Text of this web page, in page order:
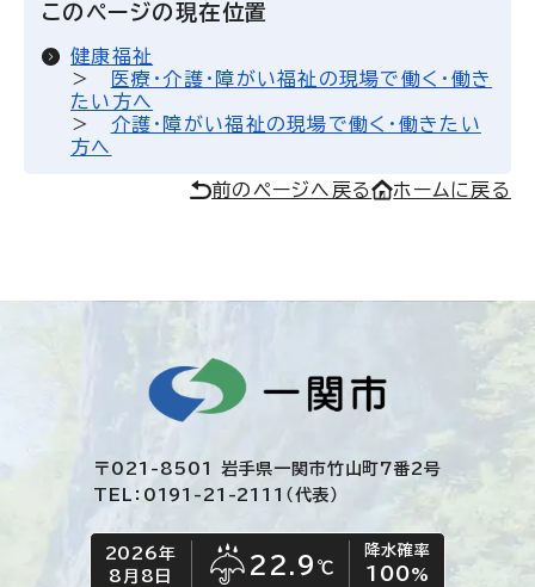
このページの現在位置
健康福祉
医療・介護・障がい福祉の現場で働く・働き
たい方へ
介護・障がい福祉の現場で働く・働きたい
方へ
前のページへ戻る ホームに戻る
〒021-8501 岩手県一関市竹山町7番2号
TEL：0191-21-2111（代表）
今日の日付
2026年
8月8日
今日の天気
雨
22.9 ℃
降水確率
100%